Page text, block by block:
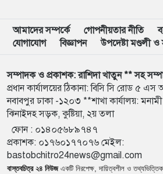
এনসিপি সমালোচনা
শেখ হাসিনার বক্তব্য প্রচার করলে
হবে
১১
জবিতে সংঘর্ষের পর জকসু ভিপি-
১২
আমাদের সম্পর্কে গোপনীয়তার নীতি
যোগাযোগ
বিজ্ঞাপন উপদেষ্টা মণ্ডলী
সম্পাদক ও প্রকাশক: রাশিদা খাতুন ** সহ
প্রধান কার্যালয়ের ঠিকানা: বিসি সি রোড ৫
নবাবপুর ঢাকা -১২০৩ **শাখা কার্যালয়:
ঝিনাইদহ সড়ক, কুষ্টিয়া, ২য় তলা
ফোন :
প্রকাশক: ০১৭৬০১৭৭০৭৬ মেইল:
bastobchitro24news@gmail.com
বাস্তবচিত্র ২৪ নিউজএকটি নিরপেক্ষ, দায়িত্বশীল ও